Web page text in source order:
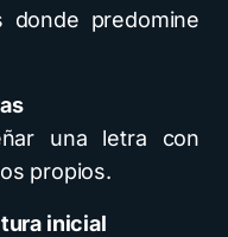
donde predomine
una letra con
propios.
inicial